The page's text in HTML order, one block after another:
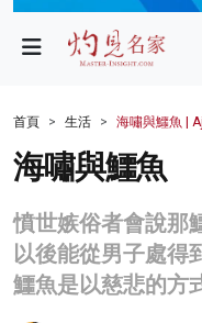
財經
生活
商業
科技
首頁 生活 海嘯與鱷魚 |
海嘯與鱷魚
憤世嫉俗者會說那
以後能從男子處得
鱷魚是以慈悲的方